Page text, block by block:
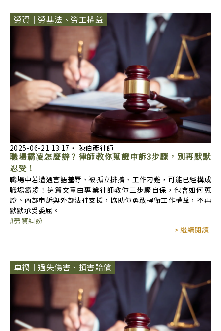
勞資｜勞基法、勞工權益
2025-06-21 13:17 ‧ 陳伯彥律師
職場霸凌怎麼辦？律師教你蒐證申訴3步驟，別再默默
忍受！
職場中若遭遇言語羞辱、被孤立排擠、工作刁難，可能已經構成
職場霸凌！這篇文章由專業律師教你三步驟自保，包含如何蒐
證、內部申訴與外部法律支援，協助你勇敢捍衛工作權益，不再
默默承受委屈。
勞資糾紛
> 繼續閱讀
車禍｜過失傷害、損害賠償